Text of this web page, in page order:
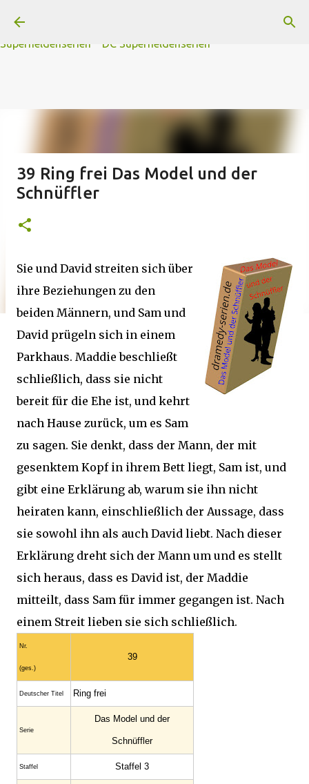
N
Superheldenserien
DC Superheldenserien
39 Ring frei Das Model und der
Schnüffler
Sie und David streiten sich über
ihre Beziehungen zu den
beiden Männern, und Sam und
David prügeln sich in einem
Parkhaus. Maddie beschließt
schließlich, dass sie nicht
bereit für die Ehe ist, und kehrt
nach Hause zurück, um es Sam
zu sagen. Sie denkt, dass der Mann, der mit
gesenktem Kopf in ihrem Bett liegt, Sam ist, und
gibt eine Erklärung ab, warum sie ihn nicht
heiraten kann, einschließlich der Aussage, dass
sie sowohl ihn als auch David liebt. Nach dieser
Erklärung dreht sich der Mann um und es stellt
sich heraus, dass es David ist, der Maddie
mitteilt, dass Sam für immer gegangen ist. Nach
einem Streit lieben sie sich schließlich.
Nr.
(ges.)
39
Deutscher Titel Ring frei
Serie
Das Model und der
Schnüffler
Staffel Staffel 3